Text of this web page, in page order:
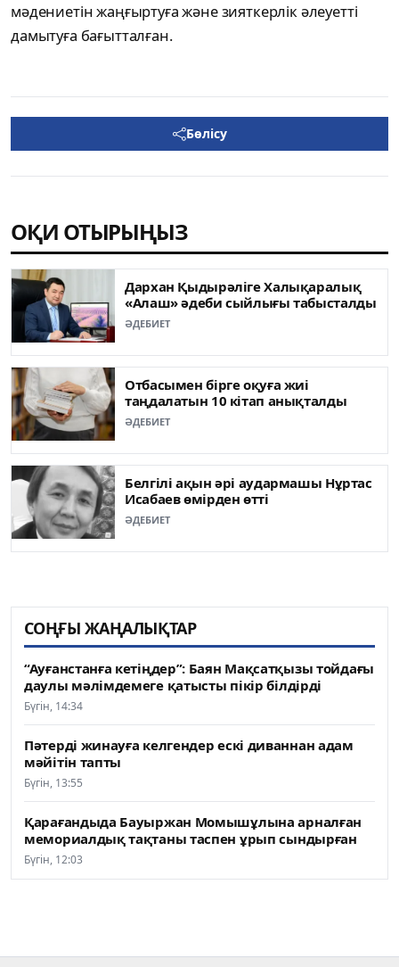
мәдениетін жаңғыртуға және зияткерлік әлеуетті
дамытуға бағытталған.
Бөлісу
ОҚИ ОТЫРЫҢЫЗ
Дархан Қыдырәліге Халықаралық
«Алаш» әдеби сыйлығы табысталды
ӘДЕБИЕТ
Отбасымен бірге оқуға жиі
таңдалатын 10 кітап анықталды
ӘДЕБИЕТ
Белгілі ақын әрі аудармашы Нұртас
Исабаев өмірден өтті
ӘДЕБИЕТ
СОҢҒЫ ЖАҢАЛЫҚТАР
“Ауғанстанға кетіңдер”: Баян Мақсатқызы тойдағы
даулы мәлімдемеге қатысты пікір білдірді
Бүгін, 14:34
Пәтерді жинауға келгендер ескі диваннан адам
мәйітін тапты
Бүгін, 13:55
Қарағандыда Бауыржан Момышұлына арналған
мемориалдық тақтаны таспен ұрып сындырған
Бүгін, 12:03